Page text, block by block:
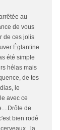
au
de vous
de ces jolis
Églantine
été simple
hélas mais
de tes
le
avec ce
de
bien rodé
, la